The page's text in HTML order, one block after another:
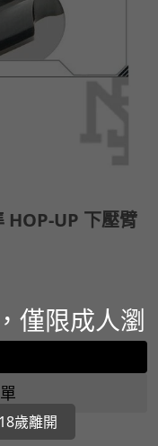
HOP-UP 下壓臂
僅限成人瀏
歲離開